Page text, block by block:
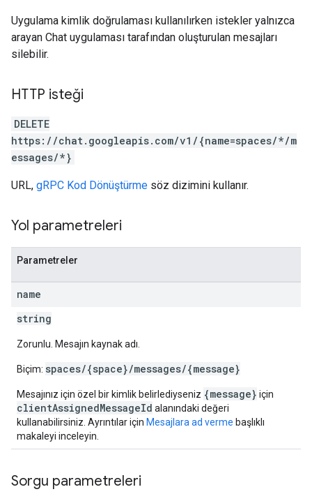
Uygulama kimlik doğrulaması kullanılırken istekler yalnızca
arayan Chat uygulaması tarafından oluşturulan mesajları
silebilir.
HTTP isteği
DELETE
https://chat.googleapis.com/v1/{name=spaces/*/m
essages/*}
URL, gRPC Kod Dönüştürme söz dizimini kullanır.
Yol parametreleri
Parametreler
name
string
Zorunlu. Mesajın kaynak adı.
Biçim: spaces/{space}/messages/{message}
Mesajınız için özel bir kimlik belirlediyseniz {message} için
clientAssignedMessageId alanındaki değeri
kullanabilirsiniz. Ayrıntılar için Mesajlara ad verme başlıklı
makaleyi inceleyin.
Sorgu parametreleri